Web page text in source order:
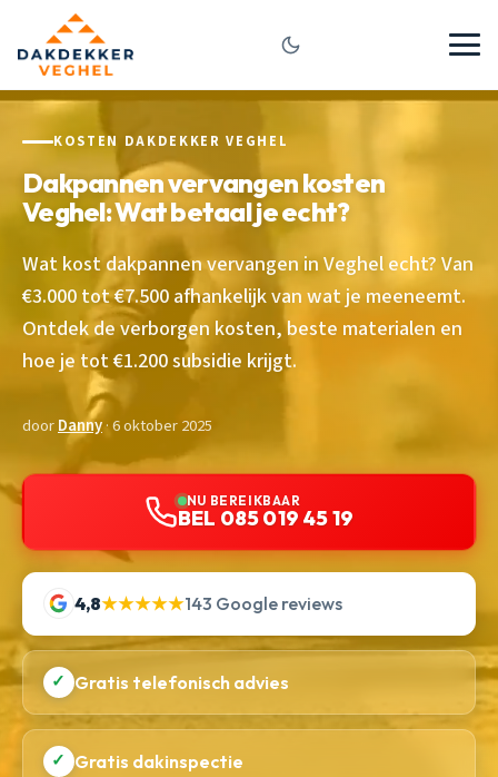
KOSTEN DAKDEKKER VEGHEL
Dakpannen vervangen kosten
Veghel: Wat betaal je echt?
Wat kost dakpannen vervangen in Veghel echt? Van
€3.000 tot €7.500 afhankelijk van wat je meeneemt.
Ontdek de verborgen kosten, beste materialen en
hoe je tot €1.200 subsidie krijgt.
doorDanny· 6 oktober 2025
NU BEREIKBAAR
BEL 085 019 45 19
4,8★★★★★143 Google reviews
✓ Gratis telefonisch advies
✓ Gratis dakinspectie